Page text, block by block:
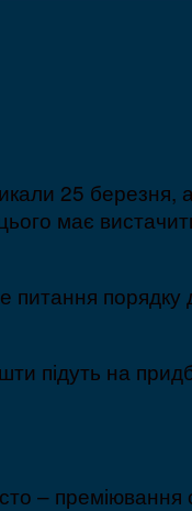
25
має
питання
підуть на
– преміювання